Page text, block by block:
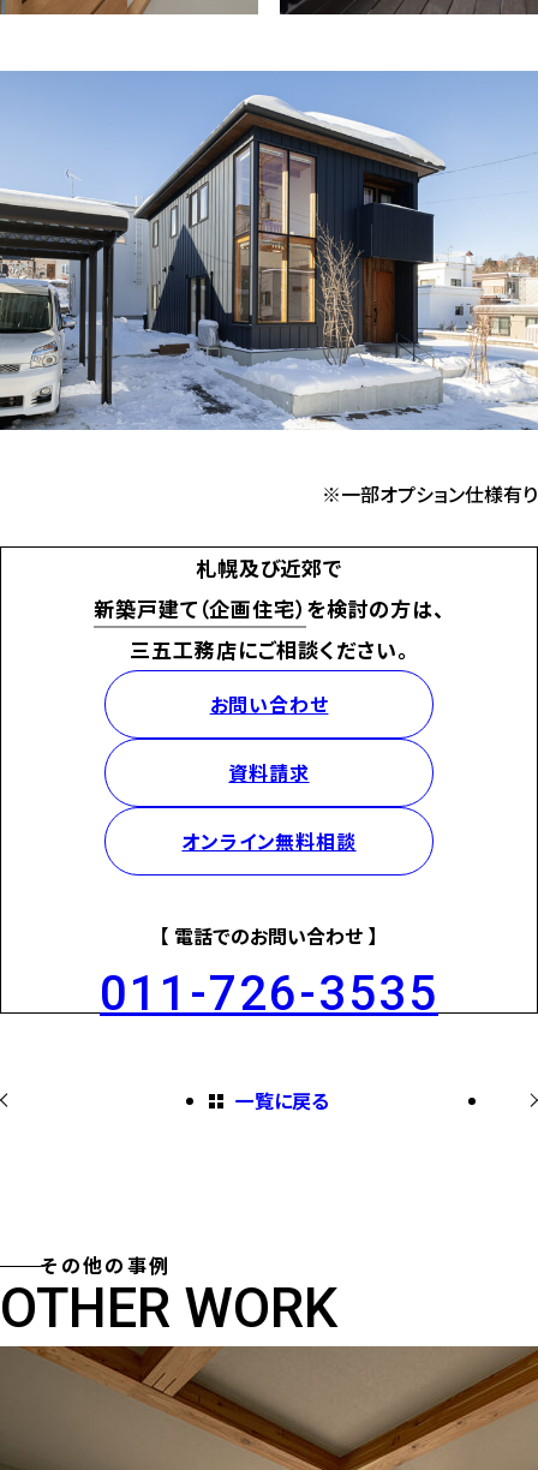
※一部オプション仕様有り
札幌及び近郊で
新築戸建て（企画住宅） を検討の方は、
三五工務店にご相談ください。
お問い合わせ
資料請求
オンライン無料相談
【 電話でのお問い合わせ 】
011-726-3535
一覧に戻る
その他の事例
OTHER WORK